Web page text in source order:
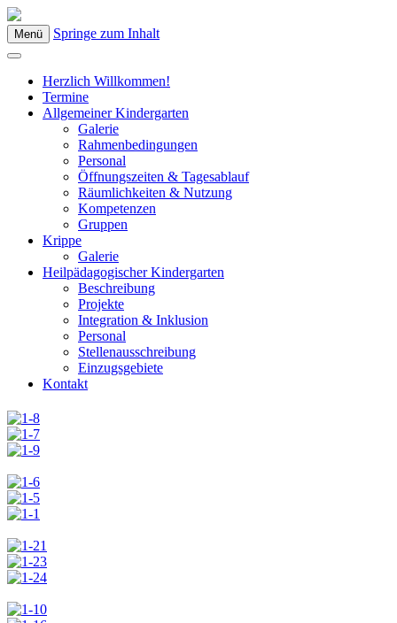
Kindergarten Bad Blumau
Menü Springe zum Inhalt
Herzlich Willkommen!
Termine
Allgemeiner Kindergarten
Galerie
Rahmenbedingungen
Personal
Öffnungszeiten & Tagesablauf
Räumlichkeiten & Nutzung
Kompetenzen
Gruppen
Krippe
Galerie
Heilpädagogischer Kindergarten
Beschreibung
Projekte
Integration & Inklusion
Personal
Stellenausschreibung
Einzugsgebiete
Kontakt